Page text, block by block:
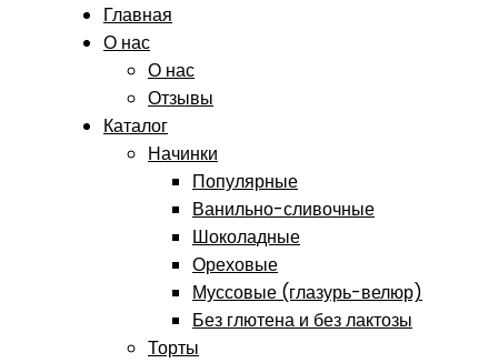
Главная
О нас
О нас
Отзывы
Каталог
Начинки
Популярные
Ванильно-сливочные
Шоколадные
Ореховые
Муссовые (глазурь-велюр)
Без глютена и без лактозы
Торты